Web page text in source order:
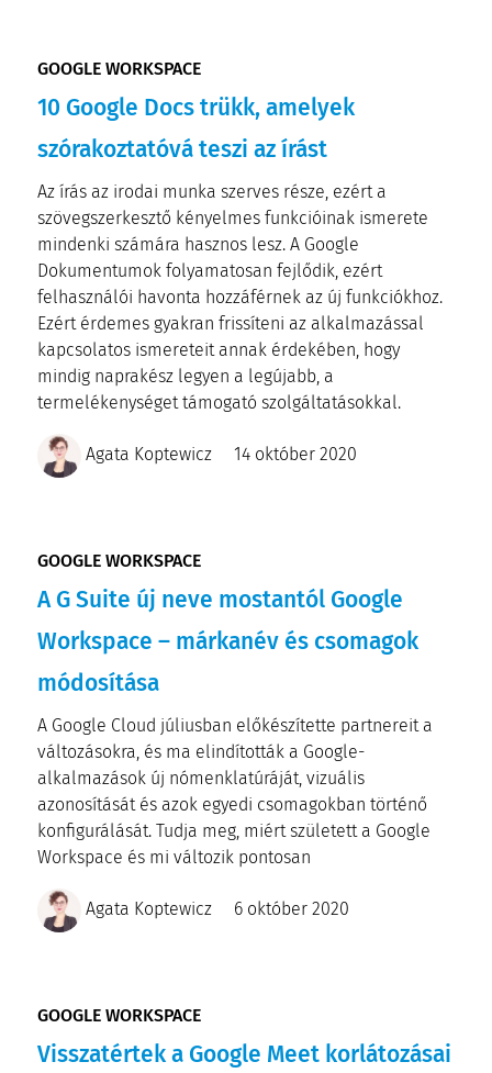
GOOGLE WORKSPACE
10 Google Docs trükk, amelyek
szórakoztatóvá teszi az írást
Az írás az irodai munka szerves része, ezért a
szövegszerkesztő kényelmes funkcióinak ismerete
mindenki számára hasznos lesz. A Google
Dokumentumok folyamatosan fejlődik, ezért
felhasználói havonta hozzáférnek az új funkciókhoz.
Ezért érdemes gyakran frissíteni az alkalmazással
kapcsolatos ismereteit annak érdekében, hogy
mindig naprakész legyen a legújabb, a
termelékenységet támogató szolgáltatásokkal.
Agata Koptewicz 14 október 2020
GOOGLE WORKSPACE
A G Suite új neve mostantól Google
Workspace – márkanév és csomagok
módosítása
A Google Cloud júliusban előkészítette partnereit a
változásokra, és ma elindították a Google-
alkalmazások új nómenklatúráját, vizuális
azonosítását és azok egyedi csomagokban történő
konfigurálását. Tudja meg, miért született a Google
Workspace és mi változik pontosan
Agata Koptewicz 6 október 2020
GOOGLE WORKSPACE
Visszatértek a Google Meet korlátozásai